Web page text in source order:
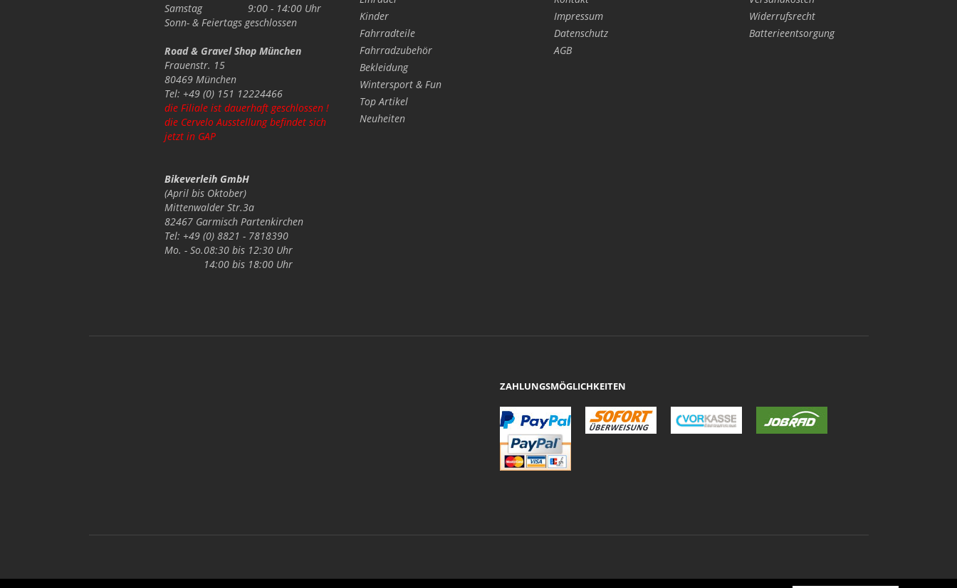
Samstag
9:00 - 14:00 Uhr
Sonn- & Feiertagsgeschlossen
Road & Gravel Shop München
Frauenstr. 15
80469 München
Tel: +49 (0) 151 12224466
die Filiale ist dauerhaft geschlossen !
die Cervelo Ausstellung befindet sich
jetzt in GAP
Bikeverleih GmbH
(April bis Oktober)
Mittenwalder Str.3a
82467 Garmisch Partenkirchen
Tel: +49 (0) 8821 - 7818390
Mo. - So.08:30 bis 12:30 Uhr
14:00 bis 18:00 Uhr
Kinder
Fahrradteile
Fahrradzubehör
Bekleidung
Wintersport & Fun
Top Artikel
Neuheiten
Impressum
Datenschutz
AGB
Widerrufsrecht
Batterieentsorgung
ZAHLUNGSMÖGLICHKEITEN